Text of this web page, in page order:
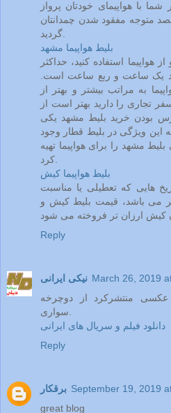
با هواپیمای خودتان پرواز
متوجه مفقود شدن چمدانتان
بلیط هواپیما مشهد
استفاده کنید، حداکثر
یک ساعت و ربع ساعت است.
به مراتب بیشتر و بهتر از
تجاری را دارید بهتر است از
کنید. 3- در دسترس بودن خرید بلیط مشهد یکی
این ویژگی در بلیط قطار وجود
مشهد را برای هواپیما تهیه
بلیط هواپیما کیش
هایی که تعطیلی یا مناسبت
می باشد، قیمت بلیط کیش و
Reply
نیکی ایرانی March 26, 2019
عکسی منتشرکرد از دوچرخه
دانلود فیلم و سریال های ایرانی
Reply
برقکار September 19, 2019
great blog